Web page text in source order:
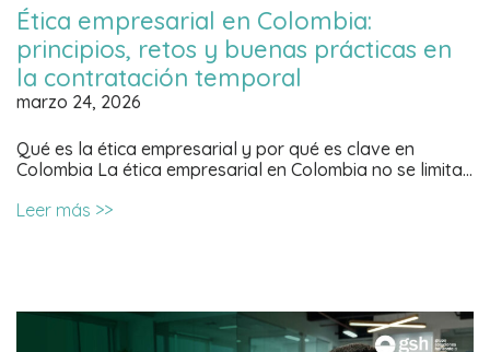
Ética empresarial en Colombia:
principios, retos y buenas prácticas en
la contratación temporal
marzo 24, 2026
Qué es la ética empresarial y por qué es clave en
Colombia La ética empresarial en Colombia no se limita…
Leer más >>